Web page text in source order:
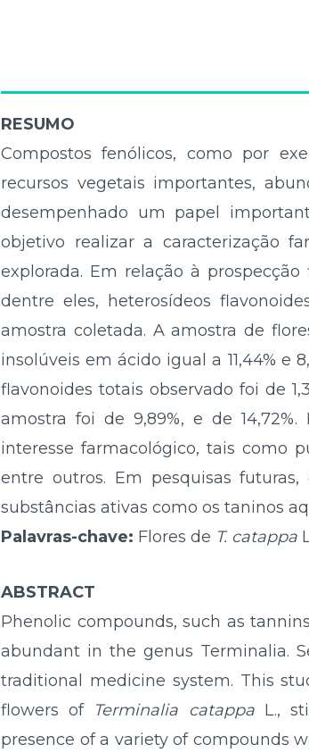
RESUMO
Compostos fenólicos, como por
recursos vegetais importantes,
desempenhado um papel
objetivo realizar a caracterização
explorada. Em relação à
dentre eles, heterosídeos
amostra coletada. A amostra de
insolúveis em ácido igual a 11,44% e
flavonoides totais observado foi de
amostra foi de 9,89%, e de
interesse farmacológico, tais como
entre outros. Em pesquisas
substâncias ativas como os taninos
Palavras-chave: Flores de T. catappa
ABSTRACT
Phenolic compounds, such as
abundant in the genus Terminalia.
traditional medicine system. This
flowers of Terminalia catappaL.,
presence of a variety of compounds